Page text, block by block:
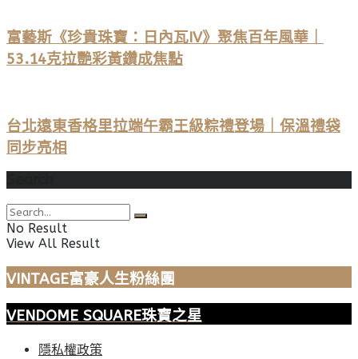
富藝斯《珍貴珠寶：日內瓦IV》聚焦百年風華｜
53.14克拉艷彩黃鑽成焦點
台北遠東香格里拉端午霸王級粽禮登場｜保溫禮袋
同步亮相
No Result
View All Result
VINTAGE富豪人生粉絲團
VENDOME SQUARE珠寶之星
隱私權政策